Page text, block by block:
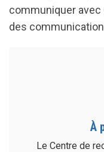
communiquer avec
des
À
Le Centre de